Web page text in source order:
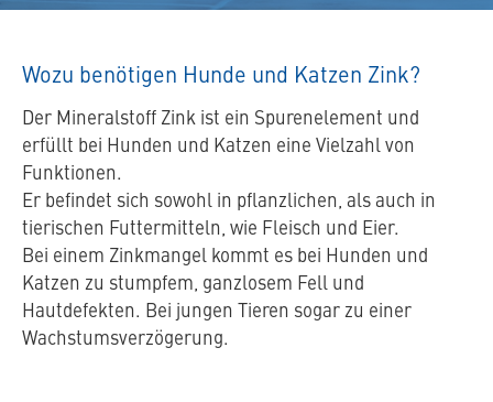
Wozu benötigen Hunde und Katzen Zink?
Der Mineralstoff Zink ist ein Spurenelement und
erfüllt bei Hunden und Katzen eine Vielzahl von
Funktionen.
Er befindet sich sowohl in pflanzlichen, als auch in
tierischen Futtermitteln, wie Fleisch und Eier.
Bei einem Zinkmangel kommt es bei Hunden und
Katzen zu stumpfem, ganzlosem Fell und
Hautdefekten. Bei jungen Tieren sogar zu einer
Wachstumsverzögerung.